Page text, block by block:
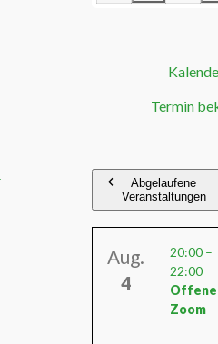
Termin
Abgelaufene
Veranstaltungen
Aug.
4
20:00 –
22:00
Zoom